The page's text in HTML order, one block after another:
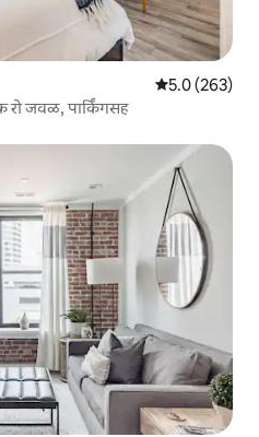
5 पैकी 5.0
5.0 (263)
जवळ, पार्किंगसह